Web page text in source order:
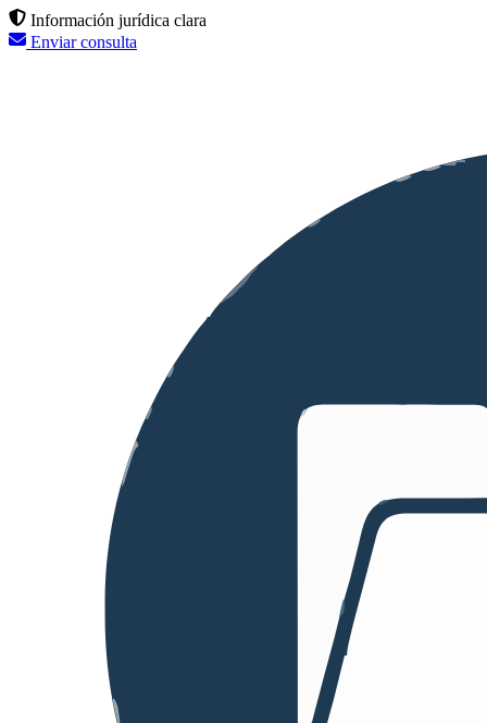
Información jurídica clara
Enviar consulta